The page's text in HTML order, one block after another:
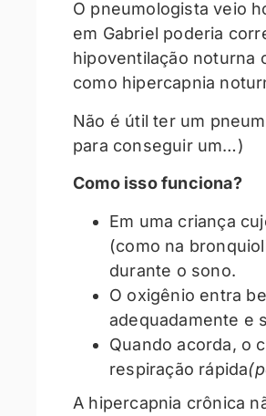
O pneumologista veio
em Gabriel poderia
hipoventilação noturna
como hipercapnia
Não é útil ter um
para conseguir um…)
Como isso funciona?
Em uma criança
(como na
durante o sono.
O oxigênio entra
adequadamente e
Quando acorda, o
respiração rápida
A hipercapnia crônica